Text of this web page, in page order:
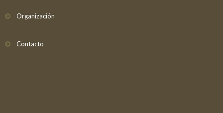
Organización
Contacto